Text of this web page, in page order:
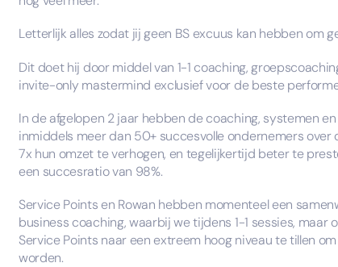
​Letterlijk alles zodat jij geen BS excuus kan hebben om
​Dit doet hij door middel van 1-1 coaching,
invite-only mastermind exclusief voor de beste
​In de afgelopen 2 jaar hebben de coaching, systemen
inmiddels meer dan 50+ succesvolle ondernemers
7x hun omzet te verhogen, en tegelijkertijd beter te
een succesratio van 98%.
​Service Points en Rowan hebben momenteel een
business coaching, waarbij we tijdens 1-1 sessies, maar
Service Points naar een extreem hoog niveau te tillen
worden.